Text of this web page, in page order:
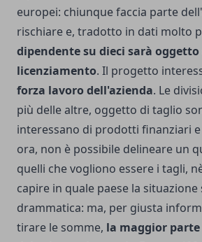
europei: chiunque faccia parte
rischiare e, tradotto in dati molto
dipendente su dieci sarà oggetto
licenziamento. Il progetto
forza lavoro dell'azienda. Le
più delle altre, oggetto di taglio
interessano di prodotti finanziari
ora, non è possibile delineare un
quelli che vogliono essere i tagli,
capire in quale paese la situazione
drammatica: ma, per giusta
tirare le somme, la maggior